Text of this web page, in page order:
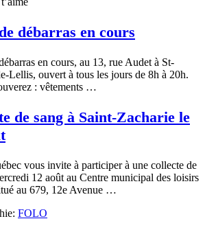
débarras en cours
en cours, au 13, rue Audet à St-
Lellis, ouvert à tous les jours de 8h à 20h.
: vêtements …
de sang à Saint-Zacharie le
vous invite à participer à une collecte de
12 août au Centre municipal des loisirs
au 679, 12e Avenue …
FOLO